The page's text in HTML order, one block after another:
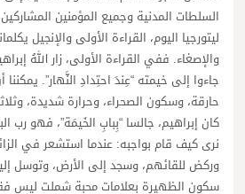
السلطات المدنية وجميع المؤمنين
ليتورجيا اليوم، القراءة الأولى والإنجيل
والإصغاء. ففي القراءة الأولى، زار اللهُ
جاءوا إلى خيمته “عِندَ احتِدادِ النَّهار”.
حارقة، وسكون الصحراء، وحرارة شديدة،
كان إبراهيم، جالسا “بِبابِ الخَيمَة”، فهو رب
نرى كيف قام بواجبه: عندما استشعر في
وركض للقائهم، وسجد إلى الأرض، وتوسل
سكون الظهيرة بعلامات محبة شملت ليس